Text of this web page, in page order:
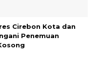
Cirebon Kota dan
Penemuan